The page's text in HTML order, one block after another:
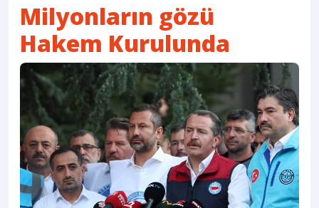
Milyonların gözü
Hakem Kurulunda